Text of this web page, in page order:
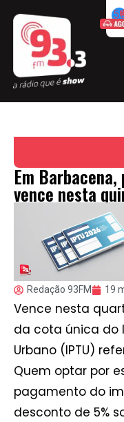
Em
vence nesta
Redação 93FM 19
Vence nesta
da cota única do
Urbano (IPTU)
Quem optar por
pagamento do
desconto de 5%